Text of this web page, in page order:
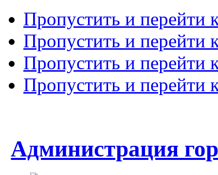
Пропустить и перейти
Пропустить и перейти
Пропустить и перейти
Пропустить и перейти
Администрация